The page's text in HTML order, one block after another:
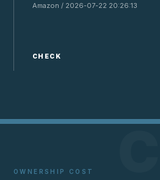
Amazon / 2026-07-22 20:26:13
CHECK
OWNERSHIP COST